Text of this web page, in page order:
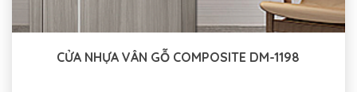
CỬA NHỰA VÂN GỖ COMPOSITE DM-1198